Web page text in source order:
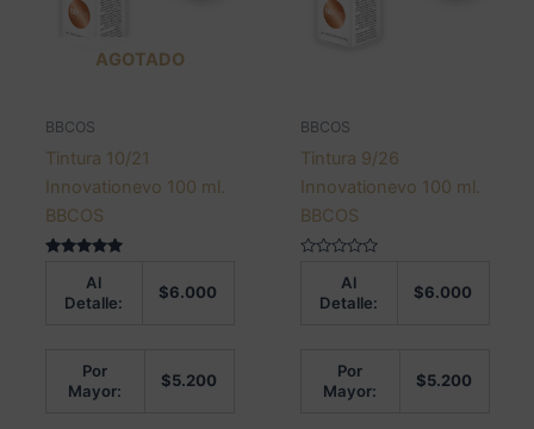
AGOTADO
BBCOS
Tintura 10/21
Innovationevo 100 ml.
BBCOS
de 5
Al
Detalle:
$6.000
Por
Mayor:
$5.200
BBCOS
Tintura 9/26
Innovationevo 100 ml.
BBCOS
Al
Detalle:
$6.000
Por
Mayor:
$5.200